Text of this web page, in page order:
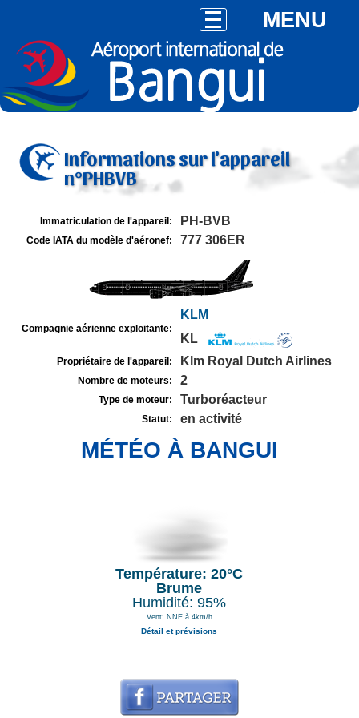
MENU
Informations sur l'appareil
n°PHBVB
Immatriculation de l'appareil: PH-BVB
Code IATA du modèle d'aéronef: 777 306ER
Compagnie aérienne exploitante:
KLM
KL
Propriétaire de l'appareil: Klm Royal Dutch Airlines
Nombre de moteurs: 2
Type de moteur: Turboréacteur
Statut: en activité
MÉTÉO À BANGUI
Température: 20°C
Brume
Humidité: 95%
Vent: NNE à 4km/h
Détail et prévisions